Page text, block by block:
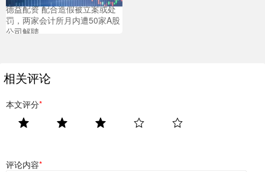
德益配资 配合造假被立案或处
罚，两家会计所月内遭50家A股
公司解聘
相关评论
本文评分*
评论内容*